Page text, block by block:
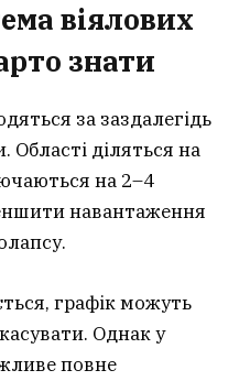
віялових
знати
за заздалегідь
діляться на
на 2–4
навантаження
графік можуть
Однак у
повне